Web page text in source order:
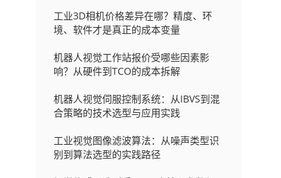
工业3D相机价格差异在哪？精度、环
境、软件才是真正的成本变量
机器人视觉工作站报价受哪些因素影
响？从硬件到TCO的成本拆解
机器人视觉伺服控制系统：从IBVS到混
合策略的技术选型与应用实践
工业视觉图像滤波算法：从噪声类型识
别到算法选型的实践路径